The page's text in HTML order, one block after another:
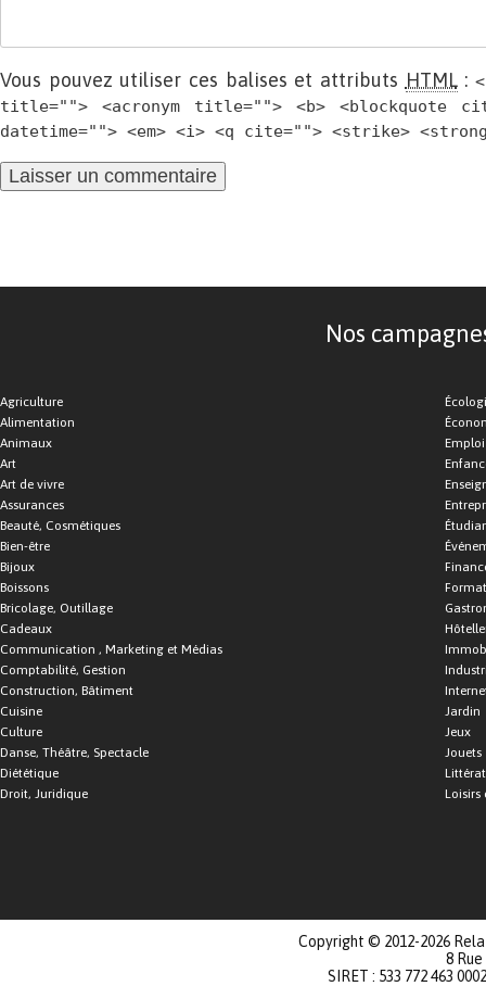
Vous pouvez utiliser ces balises et attributs HTML:
title=""> <acronym title=""> <b> <blockquote
datetime=""> <em> <i> <q cite=""> <strike>
Nos
Agriculture
Alimentation
Animaux
Art
Art de vivre
Assurances
Beauté, Cosmétiques
Bien-être
Bijoux
Boissons
Bricolage, Outillage
Cadeaux
Communication , Marketing et Médias
Comptabilité, Gestion
Construction, Bâtiment
Cuisine
Culture
Danse, Théâtre, Spectacle
Diététique
Droit, Juridique
Emploi
Jardin
Jeux
Jouets
Loisirs
Copyright © 2012-2026
8
SIRET : 533 772 463